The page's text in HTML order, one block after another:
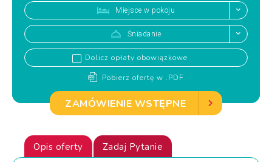
Miejsce w pokoju
Śniadanie
Dolicz opłaty obowiązkowe
Pobierz ofertę w .PDF
ZAMÓWIENIE WSTĘPNE
Opis oferty Zadaj Pytanie